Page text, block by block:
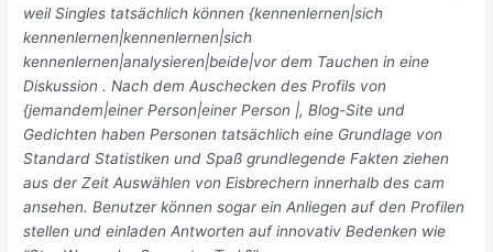
weil Singles tatsächlich können {kennenlernen|sich
kennenlernen|kennenlernen|sich
kennenlernen|analysieren|beide|vor dem Tauchen in eine
Diskussion . Nach dem Auschecken des Profils von
{jemandem|einer Person|einer Person |, Blog-Site und
Gedichten haben Personen tatsächlich eine Grundlage von
Standard Statistiken und Spaß grundlegende Fakten ziehen
aus der Zeit Auswählen von Eisbrechern innerhalb des cam
ansehen. Benutzer können sogar ein Anliegen auf den Profilen
stellen und einladen Antworten auf innovativ Bedenken wie